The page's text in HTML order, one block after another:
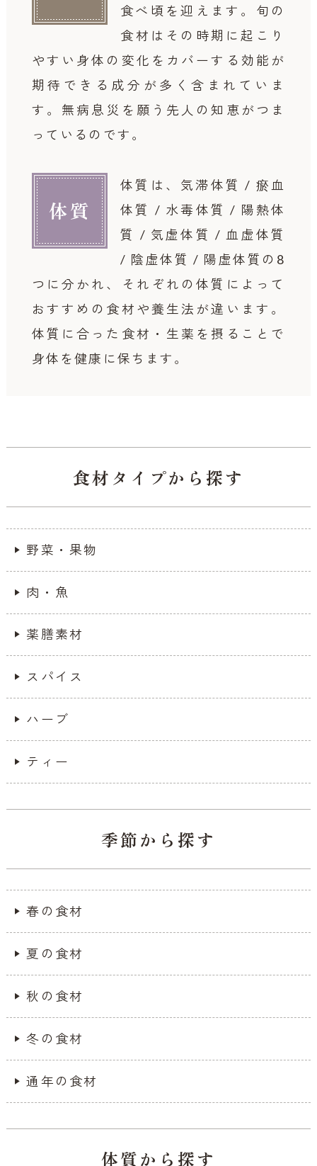
食べ頃を迎えます。 旬の
食材はその時期に起こり
やすい身体の変化をカバーする効能が
期待できる成分が多く含まれていま
す。無病息災を願う先人の知恵がつま
っているのです。
体質
体質は、気滞体質 / 瘀血
体質 / 水毒体質 / 陽熱体
質 / 気虚体質 / 血虚体質
/ 陰虚体質 / 陽虚体質の8
つに分かれ、それぞれの体質によって
おすすめの食材や養生法が違います。
体質に合った食材・生薬を摂ることで
身体を健康に保ちます。
食材タイプから探す
野菜・果物
肉・魚
薬膳素材
スパイス
ハーブ
ティー
季節から探す
春の食材
夏の食材
秋の食材
冬の食材
通年の食材
体質から探す